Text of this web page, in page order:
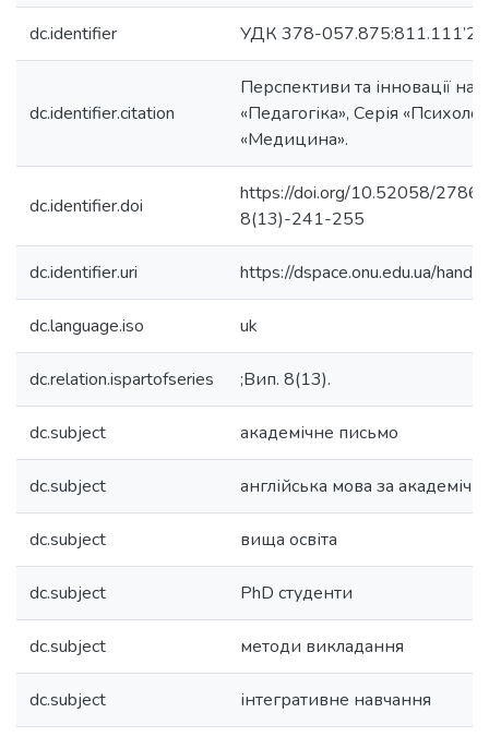
dc.identifier УДК 378-
dc.identifier.citation
Перспективи та інновації
«Педагогіка», Серія
«Медицина».
dc.identifier.doi
https://doi.org/10.52058/
8(13)-241-255
dc.identifier.uri https://dspace.onu.edu.ua/
dc.language.iso uk
dc.relation.ispartofseries ;Вип. 8(13).
dc.subject академічне письмо
dc.subject англійська мова за
dc.subject вища освіта
dc.subject PhD студенти
dc.subject методи викладання
dc.subject інтегративне навчання